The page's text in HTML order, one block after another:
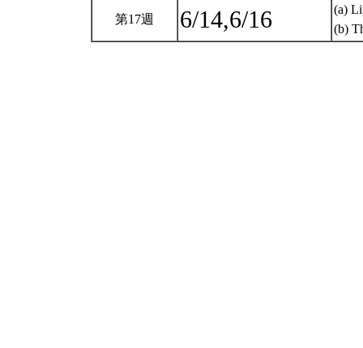
第17週 6/14,6/16
(a)
(b)